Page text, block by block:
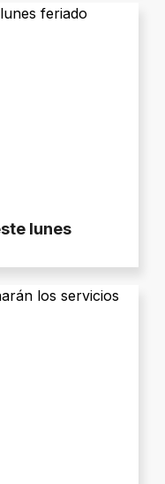
lunes